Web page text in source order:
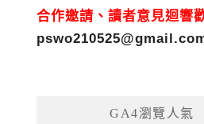
合作邀請、讀者意見迴響
GA4瀏覽人氣